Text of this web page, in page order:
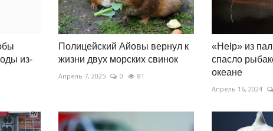
из-
Полицейский Айовы вернул к
жизни двух морских свинок
Апрель 7, 2025 0 81
«Help» из
спасло
океане
Апрель 16, 2024